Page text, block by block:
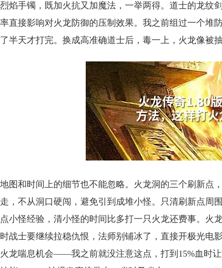
烈焰手镯，既加火抗又加魔法，一举两得。道士的龙纹
率直接影响对火龙防御的压制效果。我之前组过一个堆
了半天才打完。换成高准确道士后，毒一上，火龙像被
地图和时间上的细节也不能忽略。火龙洞的三个刷新点
走，不从洞口硬闯，避免引到成堆小怪。只清刷新点周
点小怪经验，清小怪的时间比多打一只火龙还费事。火
时战士要继续拉稳仇恨，法师别铺冰了，直接开极光电
火龙喘息机会——我之前就没注意这点，打到15%血时